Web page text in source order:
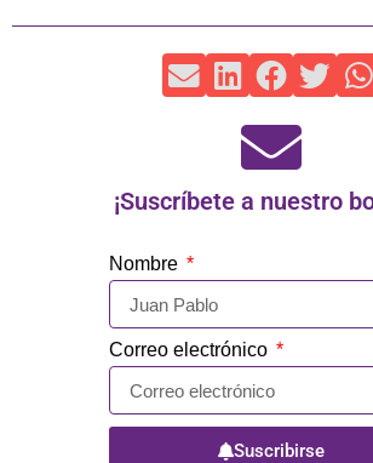
¡Suscríbete a nuestro
Nombre
Correo electrónico
Suscribirse